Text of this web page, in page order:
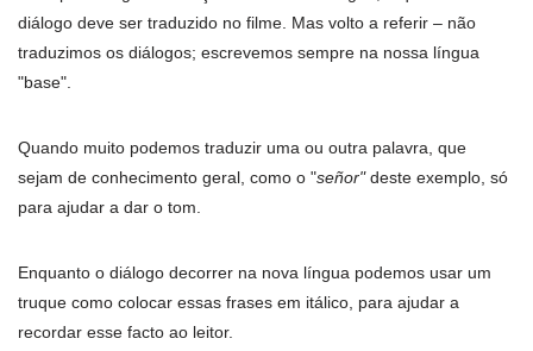
diálogo deve ser traduzido no filme. Mas volto a referir – não
traduzimos os diálogos; escrevemos sempre na nossa língua
"base".
Quando muito podemos traduzir uma ou outra palavra, que
sejam de conhecimento geral, como o "señor"deste exemplo, só
para ajudar a dar o tom.
Enquanto o diálogo decorrer na nova língua podemos usar um
truque como colocar essas frases em itálico, para ajudar a
recordar esse facto ao leitor.